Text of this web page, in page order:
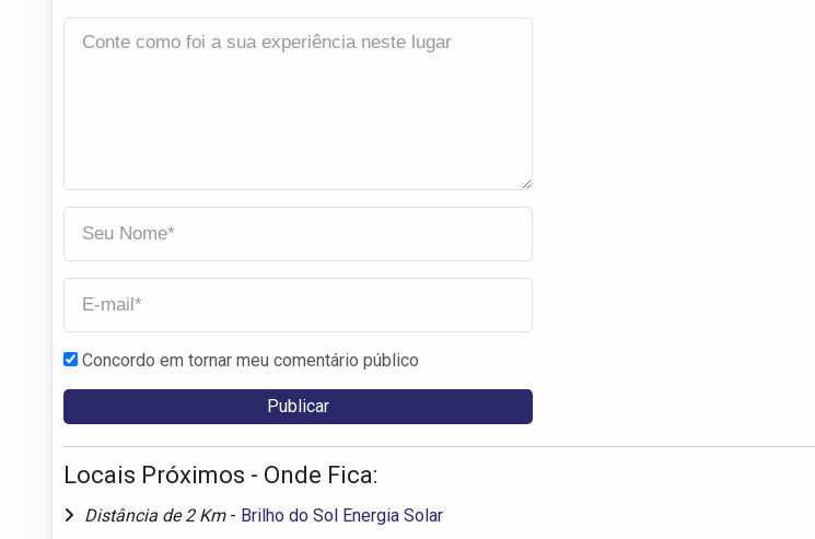
Concordo em tornar meu comentário público
Locais Próximos - Onde Fica:
Distância de 2 Km - Brilho do Sol Energia Solar